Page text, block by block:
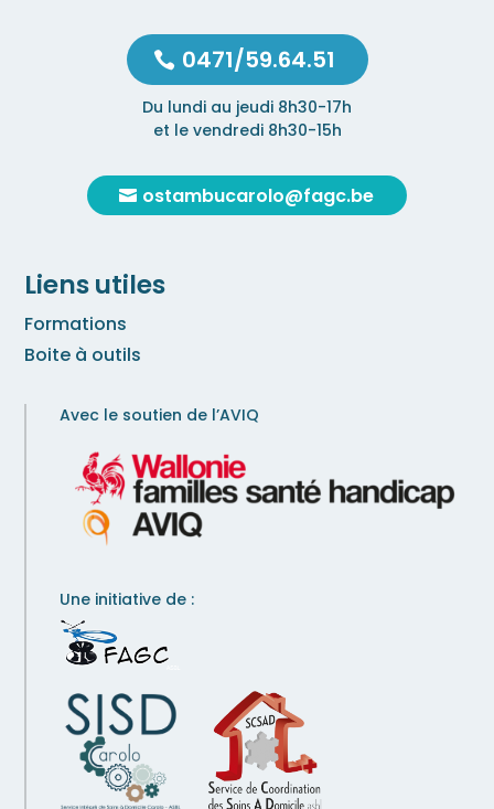
0471/59.64.51
Du lundi au jeudi 8h30-17h
et le vendredi 8h30-15h
ostambucarolo@fagc.be
Liens utiles
Formations
Boite à outils
Avec le soutien de l’AVIQ
Une initiative de :